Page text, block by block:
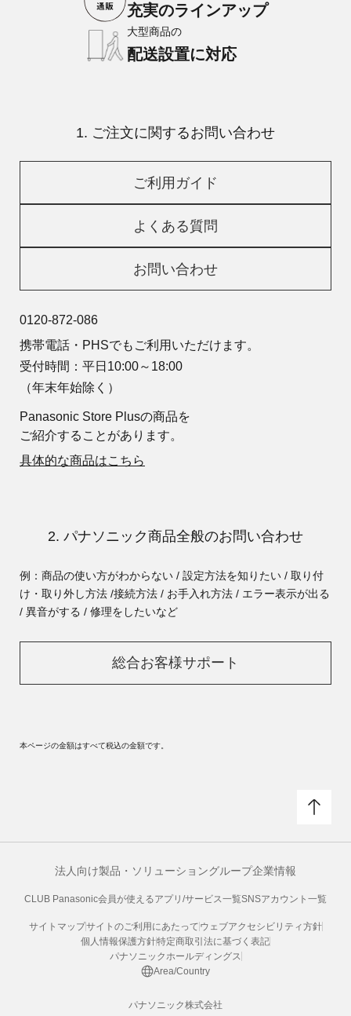
充実のラインアップ
大型商品の
配送設置に対応
1. ご注文に関するお問い合わせ
ご利用ガイド
よくある質問
お問い合わせ
0120-872-086
携帯電話・PHSでもご利用いただけます。
受付時間：平日10:00～18:00
（年末年始除く）
Panasonic Store Plusの商品を
ご紹介することがあります。
具体的な商品はこちら
2. パナソニック商品全般のお問い合わせ
例：商品の使い方がわからない / 設定方法を知りたい / 取り付
け・取り外し方法 /接続方法 / お手入れ方法 / エラー表示が出る
/ 異音がする / 修理をしたいなど
総合お客様サポート
本ページの金額はすべて税込の金額です。
法人向け製品・ソリューショングループ企業情報
CLUB Panasonic会員が使えるアプリ/サービス一覧SNSアカウント一覧
サイトマップサイトのご利用にあたって ウェブアクセシビリティ方針
個人情報保護方針特定商取引法に基づく表記
パナソニックホールディングス
Area/Country
パナソニック株式会社